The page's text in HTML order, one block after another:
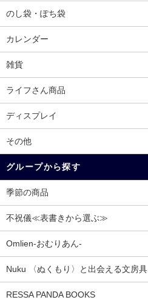
のし袋・ぽち袋
カレンダー
雑貨
ライフさん商品
ディスプレイ
その他
グループから探す
季節の商品
不祝儀≪表書きから選ぶ≫
Omlien-おむりあん-
Nuku 〈ぬくもり〉と出会える文房具
RESSA PANDA BOOKS